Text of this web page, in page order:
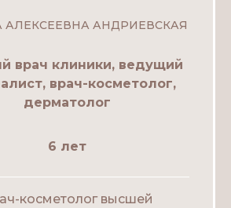
АНДРИЕВСКАЯ
врач клиники, ведущий
врач-косметолог,
дерматолог
6 лет
косметолог высшей